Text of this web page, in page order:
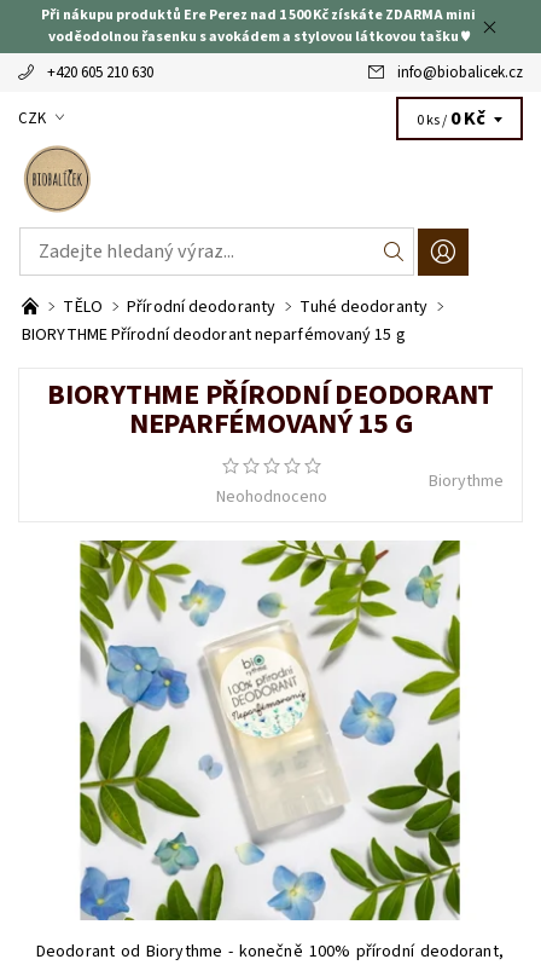
Při nákupu produktů Ere Perez nad 1 500 Kč získáte ZDARMA mini
voděodolnou řasenku s avokádem a stylovou látkovou tašku ♥
+420 605 210 630 info@biobalicek.cz
CZK 0 ks / 0 Kč
TĚLO Přírodní deodoranty
Tuhé deodoranty
BIORYTHME Přírodní deodorant neparfémovaný 15 g
BIORYTHME PŘÍRODNÍ DEODORANT
NEPARFÉMOVANÝ 15 G
Neohodnoceno
Biorythme
Deodorant od Biorythme - konečně 100% přírodní deodorant,